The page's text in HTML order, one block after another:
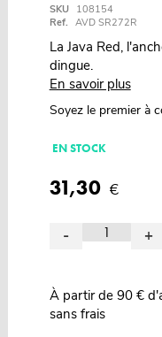
SKU
108154
Ref. AVD SR272R
La Java Red,
dingue.
En savoir plus
Soyez le premier à
EN STOCK
31,30 €
- +
À partir de 90 €
sans frais